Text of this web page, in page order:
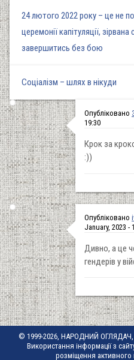
24 лютого 2022 року – це не
церемонії капітуляції,
завершитись без бою
Соціалізм – шлях в нікуди
Опубліковано
19:30
Крок за
:))
Опубліковано
January, 2023 -
Дивно, а це
гендерів у
© 1999-2026, НАРОДНИЙ ОГЛЯДАЧ,
Використання інформації з
розміщення активного